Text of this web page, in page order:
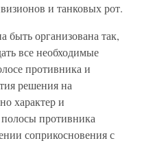
и танковых рот.
быть организована так,
все необходимые
противника и
решения на
характер и
противника
соприкосновения с